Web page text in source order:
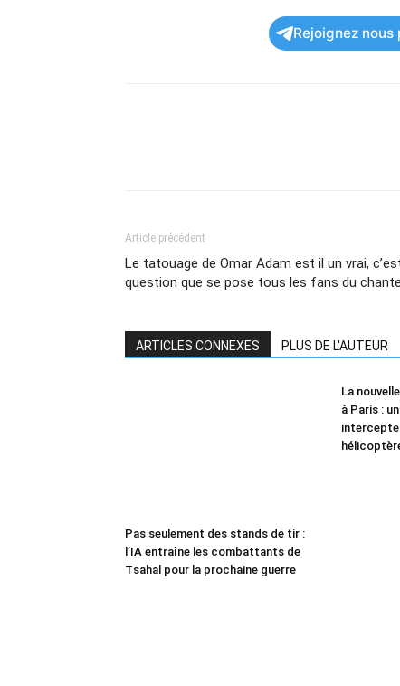
Rejoignez
Article précédent
Le tatouage de Omar Adam est il un vrai,
question que se pose tous les fans du
ARTICLES CONNEXES PLUS DE L'AUTEUR
Pas seulement des stands de tir :
l’IA entraîne les combattants de
Tsahal pour la prochaine guerre
La
à Paris :